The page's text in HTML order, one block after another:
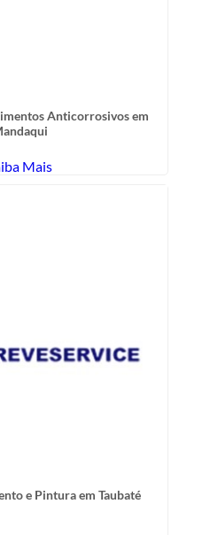
Anticorrosivos em
Mais
e Pintura em Taubaté